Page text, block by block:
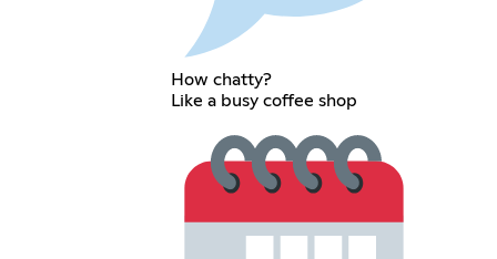
How chatty?
Like a busy coffee shop